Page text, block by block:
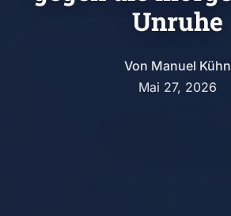
Unruhe
Von Manuel Kühn
Mai 27, 2026